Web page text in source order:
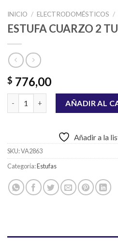
INICIO / ELECTRODOMÉSTICOS /
ESTUFA CUARZO 2
$ 776,00
ESTUFA CUARZO 2 TUBOS 800W
AÑADIR AL
Añadir a la
SKU:VA2863
Categoría:Estufas